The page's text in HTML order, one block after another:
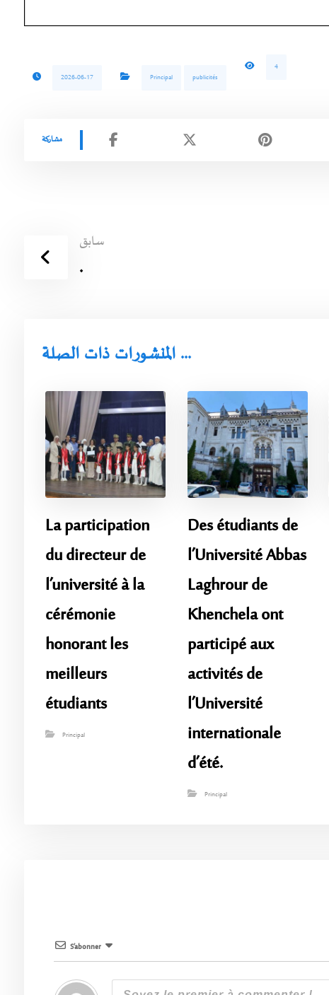
2026-06-17 Principal publicités
4
سابق
.
المنشورات ذات الصلة ...
La participation
du directeur de
l’université à la
cérémonie
honorant les
meilleurs
étudiants
Principal
Des étudiants de
l’Université Abbas
Laghrour de
Khenchela ont
participé aux
activités de
l’Université
internationale
d’été.
Principal
S’abonner